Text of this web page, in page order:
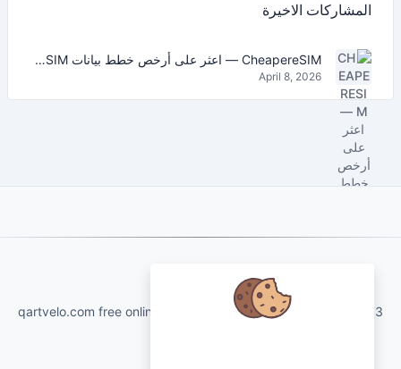
المشاركات الاخيرة
CheapereSIM — اعثر على أرخص خطط بيانات eSIM للسفر في 2026
April 8, 2026
qartvelo.com free online tools and services made by KAKHA13